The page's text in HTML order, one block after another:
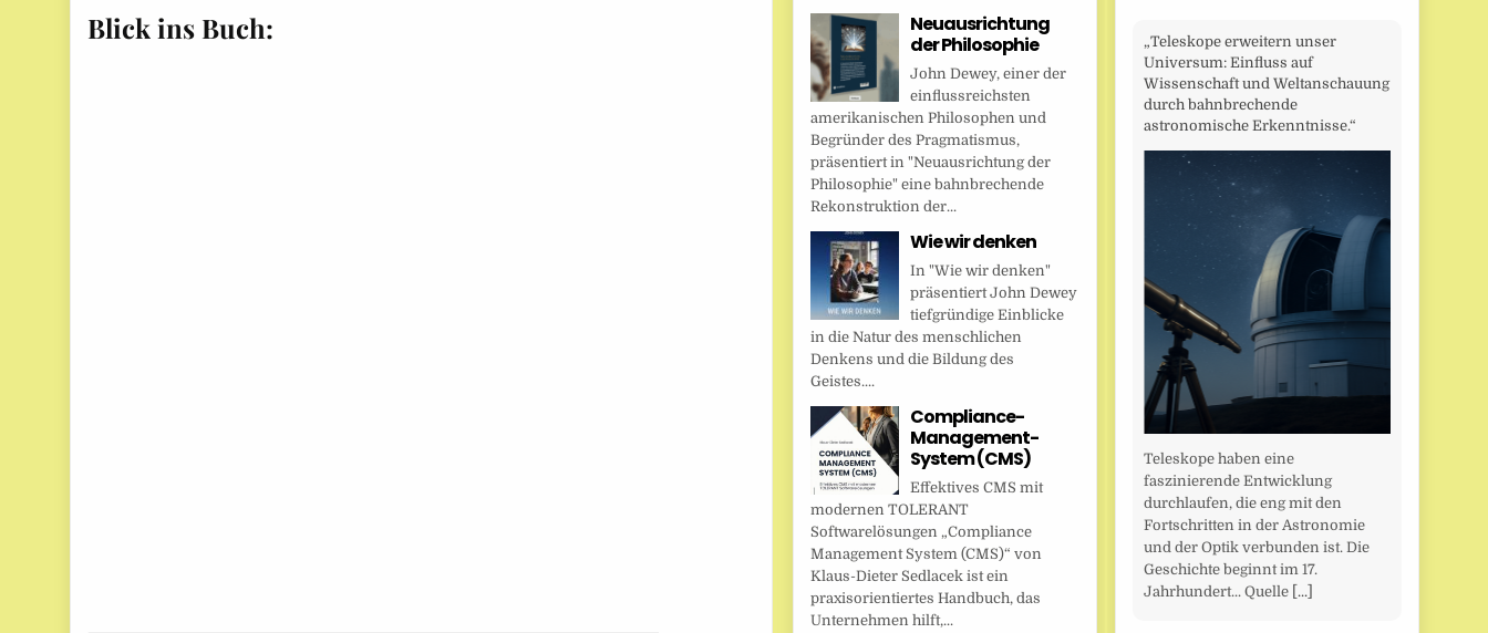
Blick ins Buch:
Neuausrichtung
der Philosophie
John Dewey, einer der
einflussreichsten
amerikanischen Philosophen und
Begründer des Pragmatismus,
präsentiert in "Neuausrichtung der
Philosophie" eine bahnbrechende
Rekonstruktion der...
Wie wir denken
In "Wie wir denken"
präsentiert John Dewey
tiefgründige Einblicke
in die Natur des menschlichen
Denkens und die Bildung des
Geistes....
Compliance-
Management-
System (CMS)
Effektives CMS mit
modernen TOLERANT
Softwarelösungen „Compliance
Management System (CMS)“ von
Klaus-Dieter Sedlacek ist ein
praxisorientiertes Handbuch, das
Unternehmen hilft,...
„Teleskope erweitern unser
Universum: Einfluss auf
Wissenschaft und Weltanschauung
durch bahnbrechende
astronomische Erkenntnisse.“
Teleskope haben eine
faszinierende Entwicklung
durchlaufen, die eng mit den
Fortschritten in der Astronomie
und der Optik verbunden ist. Die
Geschichte beginnt im 17.
Jahrhundert... Quelle [...]